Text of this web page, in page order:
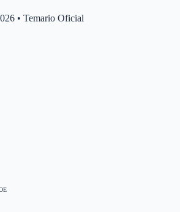
• Temario Oficial